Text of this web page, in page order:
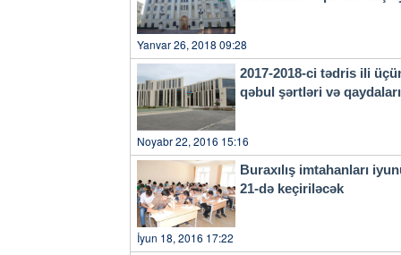
öldürülmüş, 321 nəfər isə
Yanvar 26, 2018 09:28
2017-2018-ci tədris ili
qəbul şərtləri və
Noyabr 22, 2016 15:16
Buraxılış imtahanları
21-də keçiriləcək
İyun 18, 2016 17:22